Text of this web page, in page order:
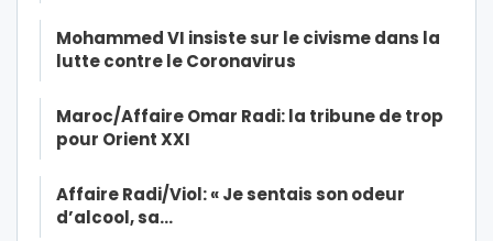
Mohammed VI insiste sur le civisme dans la
lutte contre le Coronavirus
Maroc/Affaire Omar Radi: la tribune de trop
pour Orient XXI
Affaire Radi/Viol: « Je sentais son odeur
d’alcool, sa…